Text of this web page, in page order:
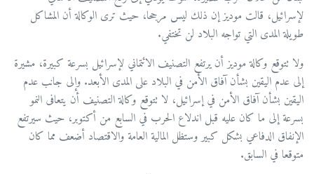
لإسرائيل، قالت موديز إن ذلك ليس مرجحا، حيث ترى الوكالة أن المشاكل
طويلة المدى التي تواجه البلاد لن تختفي.
ولا تتوقع وكالة موديز أن يرتفع التصنيف الائتماني لإسرائيل بسرعة كبيرة، مشيرة
إلى عدم اليقين بشأن آفاق الأمن في البلاد على المدى الأبعد. وإلى جانب عدم
اليقين بشأن آفاق الأمن في إسرائيل، لا تتوقع وكالة التصنيف أن يتعافى النمو
بسرعة إلى ما كان عليه قبل اندلاع الحرب في السابع من أكتوبر، حيث سيرتفع
الإنفاق الدفاعي بشكل كبير وستظل المالية العامة والاقتصاد أضعف مما كان
متوقعا في السابق.